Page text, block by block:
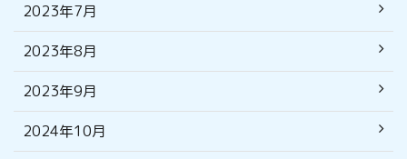
2023年7月
2023年8月
2023年9月
2024年10月